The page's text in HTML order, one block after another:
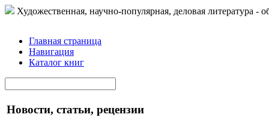
Художественная, научно-популярная, деловая литература -
Главная страница
Навигация
Каталог книг
Новости, статьи, рецензии